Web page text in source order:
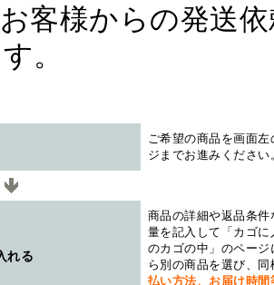
客様からの発送
。
ご希望の商品を画面
ジまでお進みください
れる
商品の詳細や返品条
量を記入して「カゴ
のカゴの中」のペー
ら別の商品を選び、
払い方法、お届け時